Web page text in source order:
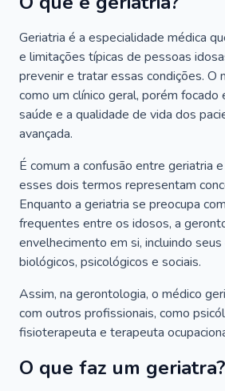
Geriatria é a especialidade médica
e limitações típicas de pessoas
prevenir e tratar essas condições. O
como um clínico geral, porém focado
saúde e a qualidade de vida dos
avançada.
É comum a confusão entre geriatria
esses dois termos representam
Enquanto a geriatria se preocupa
frequentes entre os idosos, a
envelhecimento em si, incluindo
biológicos, psicológicos e sociais.
Assim, na gerontologia, o médico
com outros profissionais, como
fisioterapeuta e terapeuta
O que faz um geriatra?